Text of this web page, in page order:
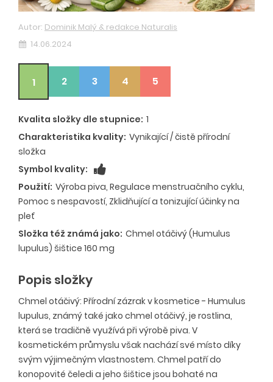
Autor: Dominik Malý & redakce Naturalis
14.06.2024
1 2 3 4 5
Kvalita složky dle stupnice: 1
Charakteristika kvality: Vynikající / čistě přírodní
složka
Symbol kvality:
Použití: Výroba piva, Regulace menstruačního cyklu,
Pomoc s nespavostí, Zklidňující a tonizující účinky na
pleť
Složka též známá jako: Chmel otáčivý (Humulus
lupulus) šištice 160 mg
Popis složky
Chmel otáčivý: Přírodní zázrak v kosmetice - Humulus
lupulus, známý také jako chmel otáčivý, je rostlina,
která se tradičně využívá při výrobě piva. V
kosmetickém průmyslu však nachází své místo díky
svým výjimečným vlastnostem. Chmel patří do
konopovité čeledi a jeho šištice jsou bohaté na